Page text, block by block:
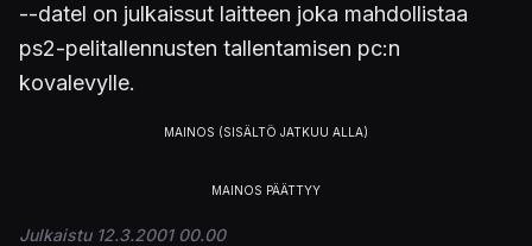
--datel on julkaissut laitteen joka mahdollistaa
ps2-pelitallennusten tallentamisen pc:n
kovalevylle.
Julkaistu 12.3.2001 00.00